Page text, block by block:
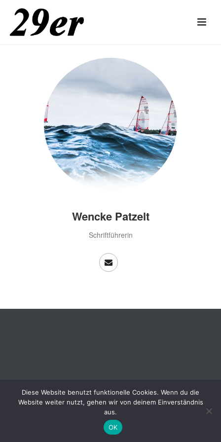
Wencke Patzelt
Schriftführerin
Copyright All Rights Reserved ©
Datenschutzerklärung
Impressum
Login
Diese Website benutzt funktionelle Cookies. Wenn du die
Website weiter nutzt, gehen wir von deinem Einverständnis
aus.
OK